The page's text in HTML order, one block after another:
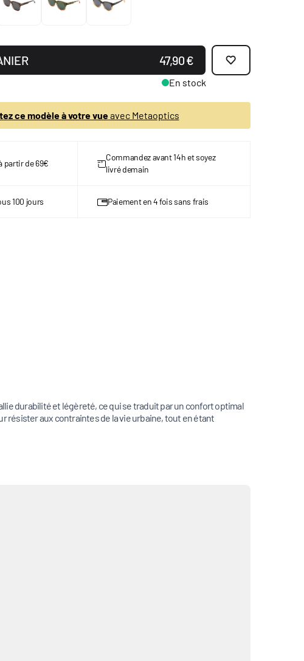
47,90 €
En stock
ce modèle à votre vueavec Metaoptics
partir de 69€
Commandez avant 14h et soyez
livré demain
100 jours Paiement en 4 fois sans frais
durabilité et légèreté, ce qui se traduit par un confort optimal
résister aux contraintes de la vie urbaine, tout en étant